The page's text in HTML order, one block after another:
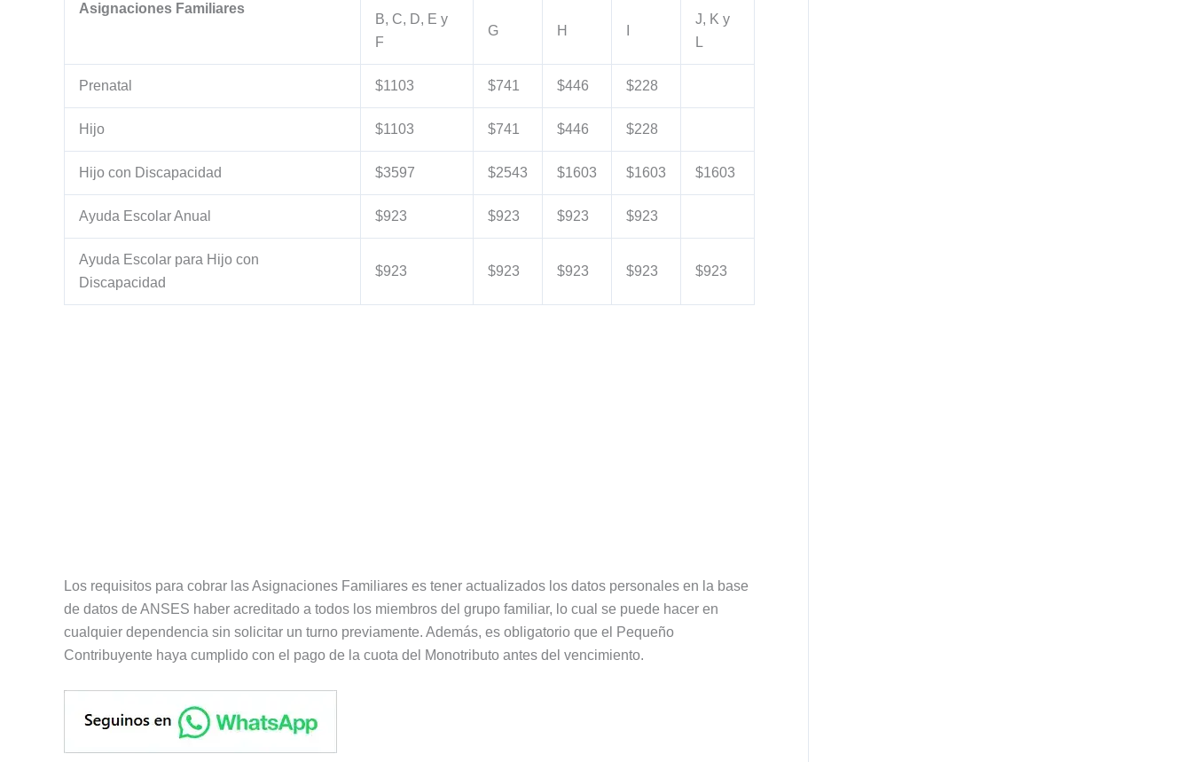
Asignaciones Familiares
B, C, D, E y
F
G H
J, K y
L
Prenatal $1103 $741 $446 $228
Hijo $1103 $741 $446 $228
Hijo con Discapacidad $3597 $2543 $1603 $1603 $1603
Ayuda Escolar Anual $923 $923 $923 $923
Ayuda Escolar para Hijo con
Discapacidad
$923 $923 $923 $923 $923
Los requisitos para cobrar las Asignaciones Familiares es tener actualizados los datos personales en la base
de datos de ANSES haber acreditado a todos los miembros del grupo familiar, lo cual se puede hacer en
cualquier dependencia sin solicitar un turno previamente. Además, es obligatorio que el Pequeño
Contribuyente haya cumplido con el pago de la cuota del Monotributo antes del vencimiento.